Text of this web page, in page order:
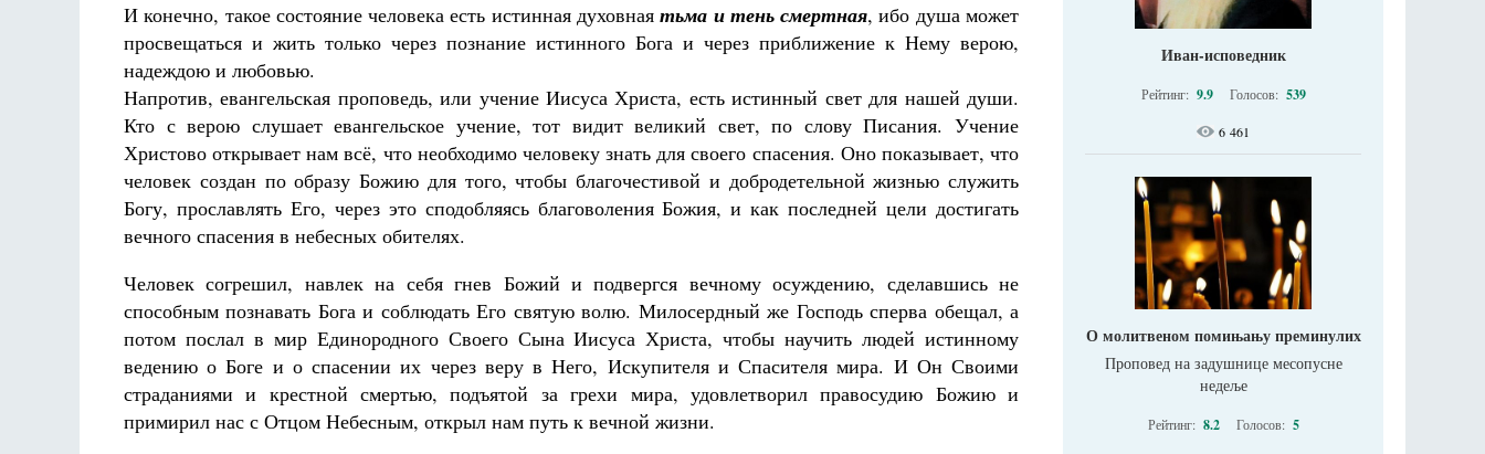
И конечно, такое состояние человека есть истинная духовнаятьма и тень смертная, ибо душа может
просвещаться и жить только через познание истинного Бога и через приближение к Нему верою,
надеждою и любовью.
Напротив, евангельская проповедь, или учение Иисуса Христа, есть истинный свет для нашей души.
Кто с верою слушает евангельское учение, тот видит великий свет, по слову Писания. Учение
Христово открывает нам всё, что необходимо человеку знать для своего спасения. Оно показывает, что
человек создан по образу Божию для того, чтобы благочестивой и добродетельной жизнью служить
Богу, прославлять Его, через это сподобляясь благоволения Божия, и как последней цели достигать
вечного спасения в небесных обителях.
Человек согрешил, навлек на себя гнев Божий и подвергся вечному осуждению, сделавшись не
способным познавать Бога и соблюдать Его святую волю. Милосердный же Господь сперва обещал, а
потом послал в мир Единородного Своего Сына Иисуса Христа, чтобы научить людей истинному
ведению о Боге и о спасении их через веру в Него, Искупителя и Спасителя мира. И Он Своими
страданиями и крестной смертью, подъятой за грехи мира, удовлетворил правосудию Божию и
примирил нас с Отцом Небесным, открыл нам путь к вечной жизни.
Иван-исповедник
Рейтинг: 9.9 Голосов: 539
6 461
О молитвеном помињању преминулих
Проповед на задушнице месопусне
недеље
Рейтинг: 8.2 Голосов: 5